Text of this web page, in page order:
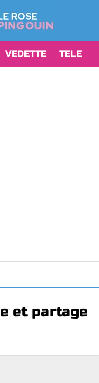
VEDETTE TELE
et partage